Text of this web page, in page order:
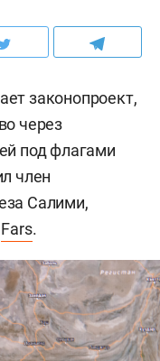
законопроект,
через
под флагами
член
Салими,
Fars.